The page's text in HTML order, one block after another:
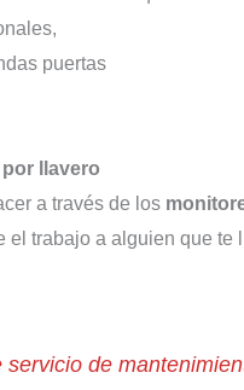
puertas
llavero
a través de los
el trabajo a alguien que
de